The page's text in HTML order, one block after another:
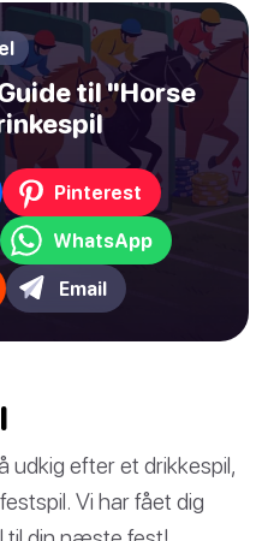
til "Horse
Pinterest
WhatsApp
Email
udkig efter et drikkespil,
Vi har fået dig